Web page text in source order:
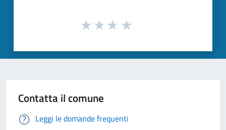
Contatta il comune
Leggi le domande frequenti